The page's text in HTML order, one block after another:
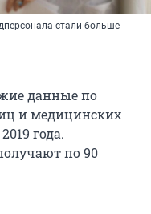
стали больше
данные по
и медицинских
года.
по 90